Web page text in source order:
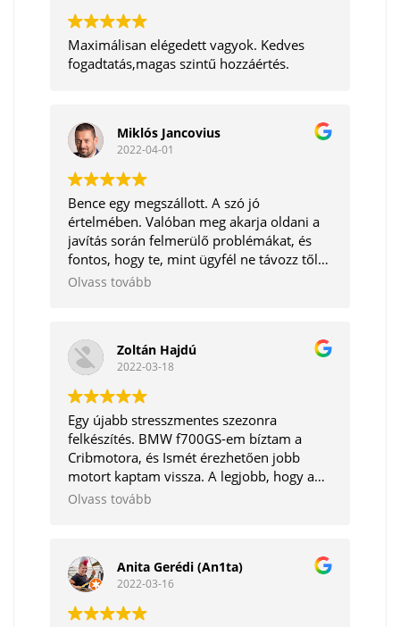
Maximálisan elégedett vagyok. Kedves
fogadtatás,magas szintű hozzáértés.
Miklós Jancovius
2022-04-01
Bence egy megszállott. A szó jó
értelmében. Valóban meg akarja oldani a
javítás során felmerülő problémákat, és
fontos, hogy te, mint ügyfél ne távozz tőle
elégedetlenül. Korrekt ember. Tudom
Olvass tovább
Zoltán Hajdú
2022-03-18
Egy újabb stresszmentes szezonra
felkészítés. BMW f700GS-em bíztam a
Cribmotora, és Ismét érezhetően jobb
motort kaptam vissza. A legjobb, hogy a
mechanikai részeken kívül még a software
Olvass tovább
Anita Gerédi (An1ta)
2022-03-16